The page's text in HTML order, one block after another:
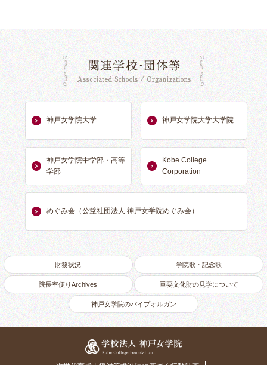
関連学校・団体
神戸女学院大学 神戸女学院大学大学院
神戸女学院中学部・高等
学部
Kobe College
Corporation
めぐみ会（公益社団法人 神戸女学院めぐみ会）
財務状況 学院歌・記念歌
院長室便りArchives 重要文化財の見学について
神戸女学院のパイプオルガン